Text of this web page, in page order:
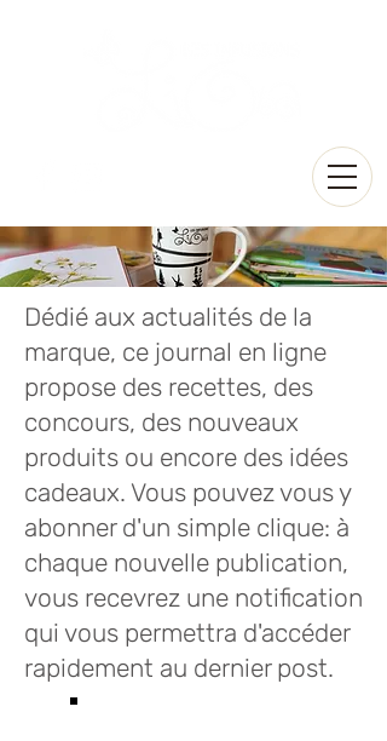
Dédié aux actualités de la
marque, ce journal en ligne
propose des recettes, des
concours, des nouveaux
produits ou encore des idées
cadeaux. Vous pouvez vous y
abonner d'un simple clique: à
chaque nouvelle publication,
vous recevrez une notification
qui vous permettra d'accéder
rapidement au dernier post.